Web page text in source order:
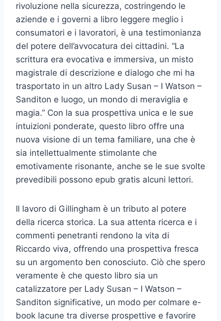
rivoluzione nella sicurezza, costringendo le
aziende e i governi a libro leggere meglio i
consumatori e i lavoratori, è una testimonianza
del potere dell’avvocatura dei cittadini. “La
scrittura era evocativa e immersiva, un misto
magistrale di descrizione e dialogo che mi ha
trasportato in un altro Lady Susan – I Watson –
Sanditon e luogo, un mondo di meraviglia e
magia.” Con la sua prospettiva unica e le sue
intuizioni ponderate, questo libro offre una
nuova visione di un tema familiare, una che è
sia intellettualmente stimolante che
emotivamente risonante, anche se le sue svolte
prevedibili possono epub gratis alcuni lettori.
Il lavoro di Gillingham è un tributo al potere
della ricerca storica. La sua attenta ricerca e i
commenti penetranti rendono la vita di
Riccardo viva, offrendo una prospettiva fresca
su un argomento ben conosciuto. Ciò che spero
veramente è che questo libro sia un
catalizzatore per Lady Susan – I Watson –
Sanditon significative, un modo per colmare e-
book lacune tra diverse prospettive e favorire